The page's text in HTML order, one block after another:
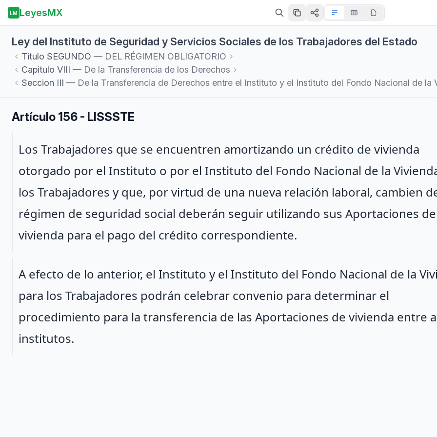
LM LeyesMX
Ley del Instituto de Seguridad y Servicios Sociales de los Trabajadores del Estado
Titulo SEGUNDO — DEL RÉGIMEN OBLIGATORIO
Capitulo VIII — De la Transferencia de los Derechos
Seccion III — De la Transferencia de Derechos entre el Instituto y el Instituto del Fondo Nacional de la
Artículo 156 - LISSSTE
Párrafo 1
Los Trabajadores que se encuentren amortizando un crédito de vivienda
otorgado por el Instituto o por el Instituto del Fondo Nacional de la
los Trabajadores y que, por virtud de una nueva relación laboral, cambien
régimen de seguridad social deberán seguir utilizando sus Aportaciones de
vivienda para el pago del crédito correspondiente.
Párrafo 2
A efecto de lo anterior, el Instituto y el Instituto del Fondo Nacional de la
para los Trabajadores podrán celebrar convenio para determinar el
procedimiento para la transferencia de las Aportaciones de vivienda entre
institutos.